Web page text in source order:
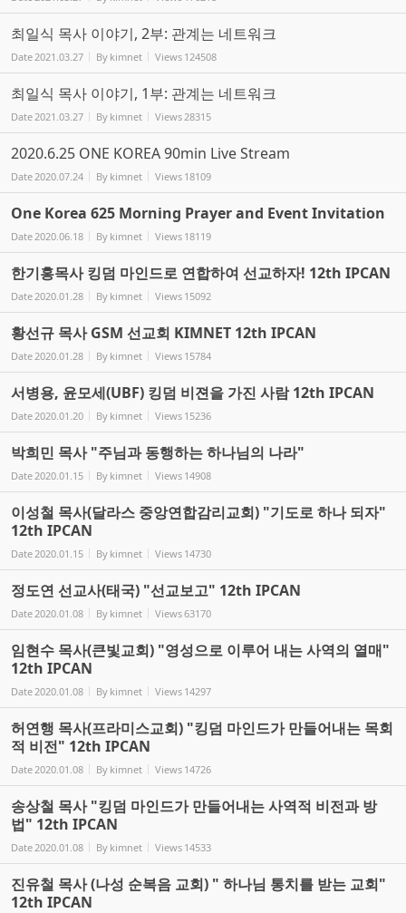
최일식 목사 이야기, 2부: 관계는 네트워크
Date2021.03.27 By kimnet Views 124508
최일식 목사 이야기, 1부: 관계는 네트워크
Date2021.03.27 By kimnet Views28315
2020.6.25 ONE KOREA 90min Live Stream
Date2020.07.24 By kimnet Views 18109
One Korea 625 Morning Prayer and Event Invitation
Date2020.06.18 By kimnet Views 18119
한기홍목사 킹덤 마인드로 연합하여 선교하자! 12th IPCAN
Date2020.01.28 By kimnet Views 15092
황선규 목사 GSM 선교회 KIMNET 12th IPCAN
Date2020.01.28 By kimnet Views 15784
서병용, 윤모세(UBF) 킹덤 비젼을 가진 사람 12th IPCAN
Date2020.01.20 By kimnet Views 15236
박희민 목사 "주님과 동행하는 하나님의 나라"
Date2020.01.15 By kimnet Views 14908
이성철 목사(달라스 중앙연합감리교회) "기도로 하나 되자"
12th IPCAN
Date2020.01.15 By kimnet Views 14730
정도연 선교사(태국) "선교보고" 12th IPCAN
Date2020.01.08 By kimnet Views63170
임현수 목사(큰빛교회) "영성으로 이루어 내는 사역의 열매"
12th IPCAN
Date2020.01.08 By kimnet Views 14297
허연행 목사(프라미스교회) "킹덤 마인드가 만들어내는 목회
적 비전" 12th IPCAN
Date2020.01.08 By kimnet Views 14726
송상철 목사 "킹덤 마인드가 만들어내는 사역적 비전과 방
법" 12th IPCAN
Date2020.01.08 By kimnet Views 14533
진유철 목사 (나성 순복음 교회) " 하나님 통치를 받는 교회"
12th IPCAN